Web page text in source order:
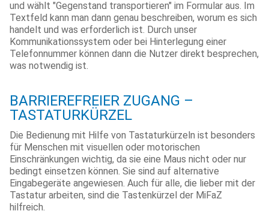
und wählt "Gegenstand transportieren" im Formular aus. Im
Textfeld kann man dann genau beschreiben, worum es sich
handelt und was erforderlich ist. Durch unser
Kommunikationssystem oder bei Hinterlegung einer
Telefonnummer können dann die Nutzer direkt besprechen,
was notwendig ist.
BARRIEREFREIER ZUGANG –
TASTATURKÜRZEL
Die Bedienung mit Hilfe von Tastaturkürzeln ist besonders
für Menschen mit visuellen oder motorischen
Einschränkungen wichtig, da sie eine Maus nicht oder nur
bedingt einsetzen können. Sie sind auf alternative
Eingabegeräte angewiesen. Auch für alle, die lieber mit der
Tastatur arbeiten, sind die Tastenkürzel der MiFaZ
hilfreich.